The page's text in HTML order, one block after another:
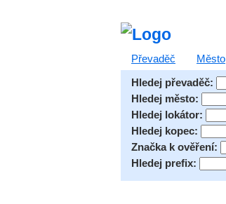
Převaděč Město
Hledej převaděč:
Hledej město:
Hledej lokátor:
Hledej kopec:
Značka k ověření:
Hledej prefix: